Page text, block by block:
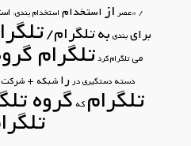
«عصرازاستخداماستخدام بندی:
برای بندیبهتلگرام/
میتلگرام کردتلگرام گروه
دستهدستگیری در راشبکه + شرکت
تلگرامکهگروه